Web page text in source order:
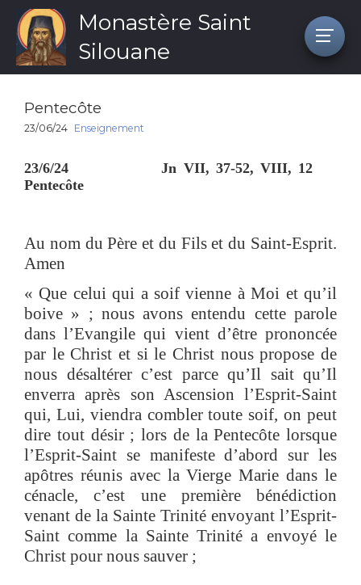
Monastère Saint
Silouane
Pentecôte
23/06/24 Enseignement
23/6/24 Jn VII, 37-52, VIII, 12
Pentecôte
Au nom du Père et du Fils et du Saint-Esprit.
Amen
« Que celui qui a soif vienne à Moi et qu’il
boive » ; nous avons entendu cette parole
dans l’Evangile qui vient d’être prononcée
par le Christ et si le Christ nous propose de
nous désaltérer c’est parce qu’Il sait qu’Il
enverra après son Ascension l’Esprit-Saint
qui, Lui, viendra combler toute soif, on peut
dire tout désir ; lors de la Pentecôte lorsque
l’Esprit-Saint se manifeste d’abord sur les
apôtres réunis avec la Vierge Marie dans le
cénacle, c’est une première bénédiction
venant de la Sainte Trinité envoyant l’Esprit-
Saint comme la Sainte Trinité a envoyé le
Christ pour nous sauver ;